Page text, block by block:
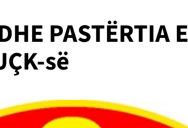
PASTËRTIA E
së